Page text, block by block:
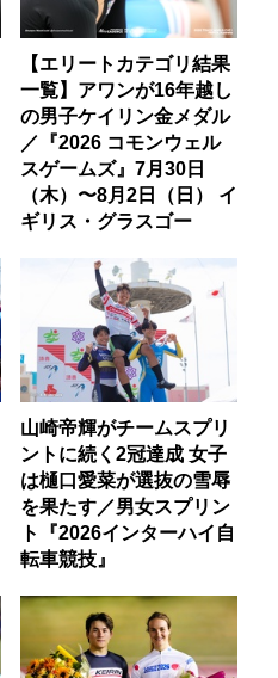
【エリートカテゴリ結果
一覧】アワンが16年越し
の男子ケイリン金メダル
／『2026 コモンウェル
スゲームズ』7月30日
（木）〜8月2日（日） イ
ギリス・グラスゴー
山崎帝輝がチームスプリ
ントに続く2冠達成 女子
は樋口愛菜が選抜の雪辱
を果たす／男女スプリン
ト『2026インターハイ自
転車競技』